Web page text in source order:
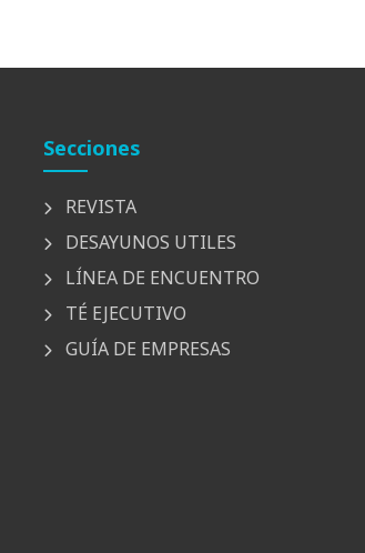
Secciones
REVISTA
DESAYUNOS UTILES
LÍNEA DE ENCUENTRO
TÉ EJECUTIVO
GUÍA DE EMPRESAS